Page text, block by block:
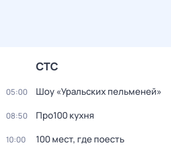
СТС
05:00 Шоу «Уральских пельменей»
08:50 Про100 кухня
10:00 100 мест, где поесть